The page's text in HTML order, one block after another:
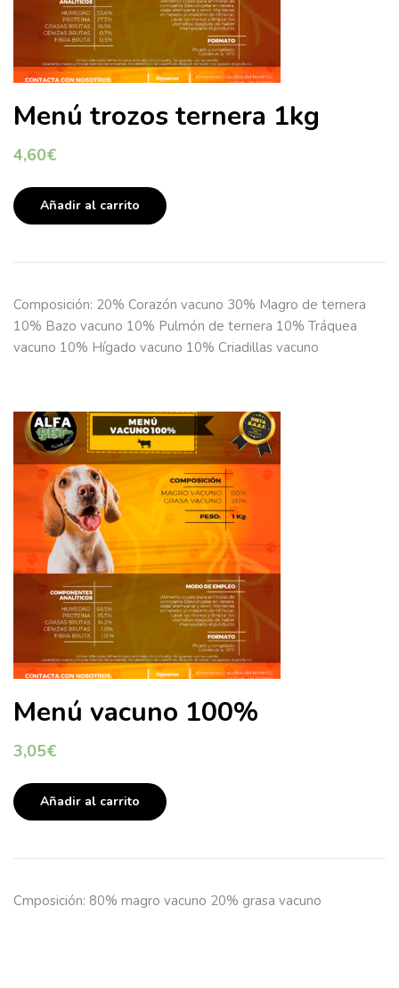
Menú trozos ternera 1kg
4,60€
Añadir al carrito
Composición: 20% Corazón vacuno 30% Magro de ternera
10% Bazo vacuno 10% Pulmón de ternera 10% Tráquea
vacuno 10% Hígado vacuno 10% Criadillas vacuno
Menú vacuno 100%
3,05€
Añadir al carrito
Cmposición: 80% magro vacuno 20% grasa vacuno